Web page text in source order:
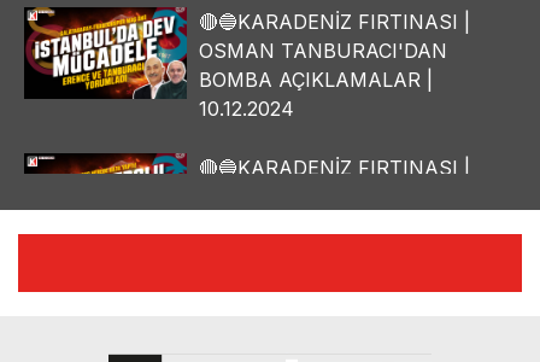
🔴🔵KARADENİZ FIRTINASI |
OSMAN TANBURACI'DAN
BOMBA AÇIKLAMALAR |
10.12.2024
🔴🔵KARADENİZ FIRTINASI |
🔴🔵KARADENİZ FIRTINASI |